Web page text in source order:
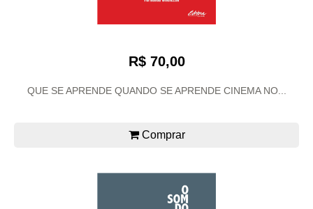
R$ 70,00
QUE SE APRENDE QUANDO SE APRENDE CINEMA NO...
Comprar